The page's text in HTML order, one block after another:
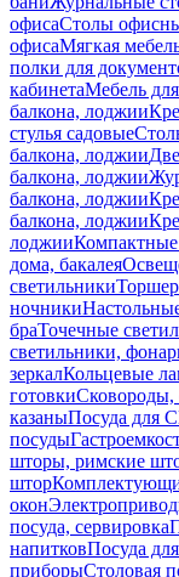
офисаСтолы
офисаМягкая
полки для
кабинетаМебель
балкона, лоджии
стулья садовые
балкона, лоджии
балкона, лоджии
балкона, лоджии
балкона, лоджии
лоджииКомпактные
дома, бакалея
светильники
ночники
браТочечные
светильники,
зеркалКольцевые
готовкиСковороды,
казаныПосуда для
посуды
шторы, римские
штор
окон
посуда, сервировка
напитковПосуда
приборыСтоловая